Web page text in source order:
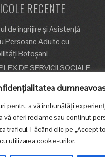
pentru a vă îmbunătăți
vă oferi reclame sau conținut
traficul. Făcând clic pe „Accept
utilizarea cookie-urilor.
RECENTE
de îngrijire şi Asistenţă
Persoane Adulte cu
Botoşani
DE SERVICII SOCIALE
– 5 servicii
de Servicii Sociale